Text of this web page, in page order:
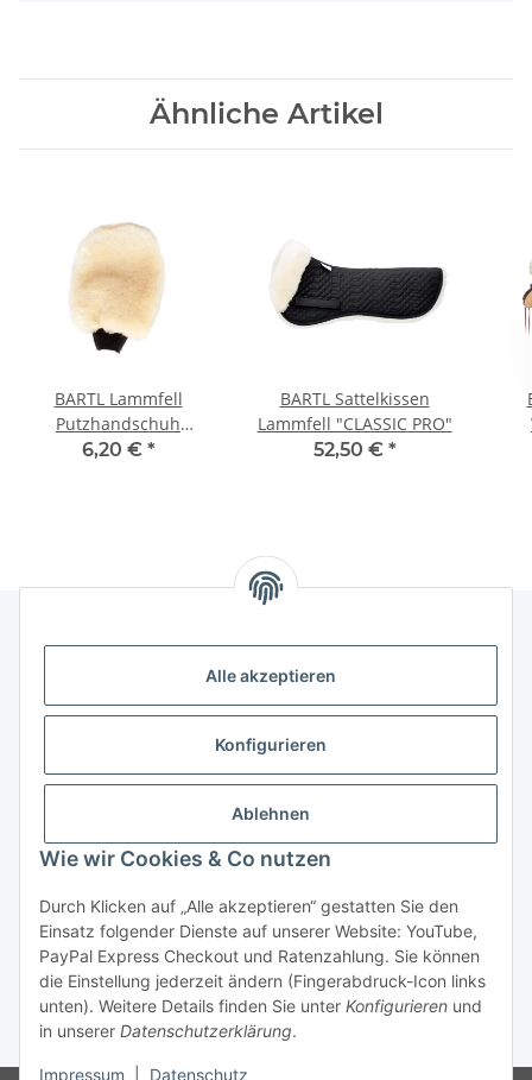
Alle akzeptieren
Konfigurieren
Ablehnen
Wie wir Cookies & Co nutzen
Durch Klicken auf „Alle akzeptieren“ gestatten Sie den
Einsatz folgender Dienste auf unserer Website: YouTube,
PayPal Express Checkout und Ratenzahlung. Sie können
die Einstellung jederzeit ändern (Fingerabdruck-Icon links
unten). Weitere Details finden Sie unter Konfigurieren und
in unserer Datenschutzerklärung.
Impressum Datenschutz
Ähnliche Artikel
BARTL Lammfell
Putzhandschuh
"FLAUSCHI" beidseitig
6,20 € *
BARTL Sattelkissen
Lammfell "CLASSIC PRO"
52,50 € *
Versand- und Zahlungsarten
Vertrag widerrufen
* Alle Preise inkl. gesetzlicher USt., zzgl.Versand